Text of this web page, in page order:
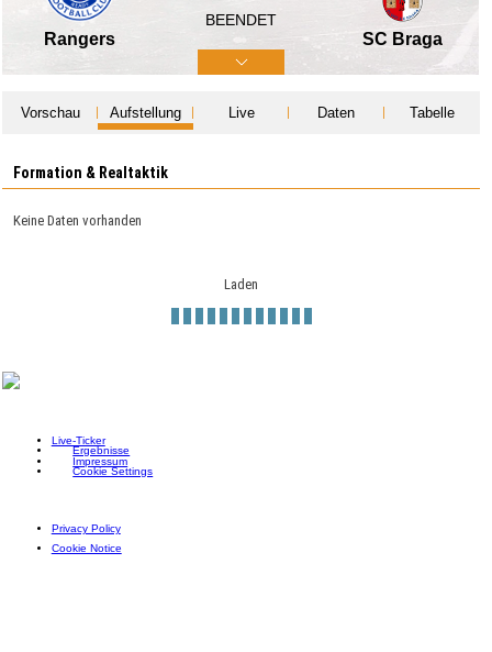
Rangers
BEENDET
SC Braga
Vorschau Aufstellung Live Daten Tabelle
Formation & Realtaktik
Keine Daten vorhanden
Laden
Live-Ticker
Ergebnisse
Impressum
Cookie Settings
Privacy Policy
Cookie Notice